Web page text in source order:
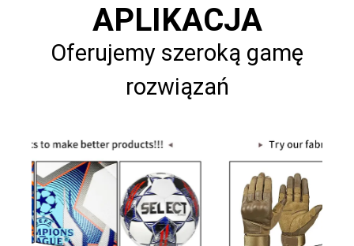
APLIKACJA
Oferujemy szeroką gamę
rozwiązań